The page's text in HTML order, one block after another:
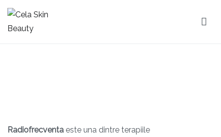
Sari
conținut
Radiofrecventa este una dintre terapiile